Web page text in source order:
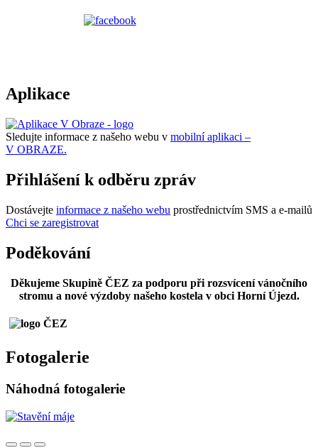
Aplikace
Sledujte informace z našeho webu v mobilní aplikaci –
V OBRAZE.
Přihlášení k odběru zpráv
Dostávejte informace z našeho webu prostřednictvím SMS a e-mailů
Chci se zaregistrovat
Poděkování
Děkujeme Skupině ČEZ za podporu při rozsvícení vánočního
stromu a nové výzdoby našeho kostela v obci Horní Újezd.
Fotogalerie
Náhodná fotogalerie